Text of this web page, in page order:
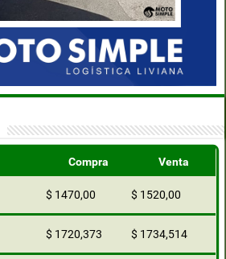
Compra Venta
$ 1470,00 $ 1520,00
$ 1720,373 $ 1734,514